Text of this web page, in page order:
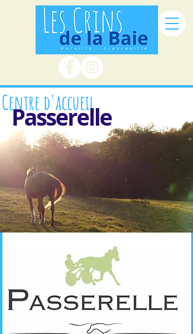
Centre d'accueil
Passerelle